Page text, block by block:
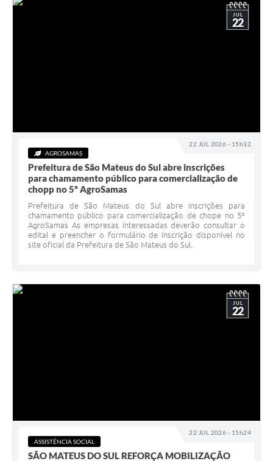
22 JUL 2026 - 15h32
JUL
22
AGROSAMAS
Prefeitura de São Mateus do Sul abre inscrições
para chamamento público para comercialização de
chopp no 5º AgroSamas
Prefeitura de São Mateus do Sul abre inscrições para
chamamento público para comercialização de chope no 5º
AgroSamas As empresas interessadas deverão consultar o
edital e preencher o formulário de inscrição disponível no
site oficial da Prefeitura de São Mateus do Sul.
22 JUL 2026 - 15h24
JUL
22
ASSISTÊNCIA SOCIAL
SÃO MATEUS DO SUL REFORÇA MOBILIZAÇÃO